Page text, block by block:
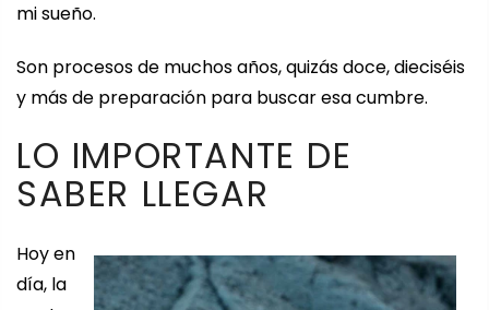
mi sueño.
Son procesos de muchos años, quizás doce, dieciséis
y más de preparación para buscar esa cumbre.
LO IMPORTANTE DE
SABER LLEGAR
Hoy en
día, la